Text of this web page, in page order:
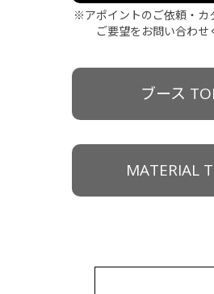
※アポイントのご依頼・カ
ご要望をお問い合わせ
ブース
MATERIAL